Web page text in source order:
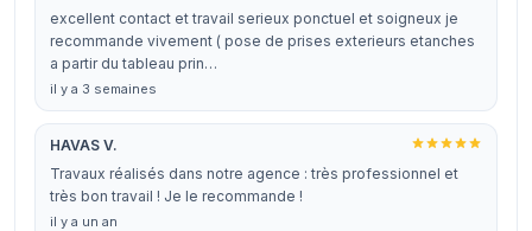
excellent contact et travail serieux ponctuel et soigneux je
recommande vivement ( pose de prises exterieurs etanches
a partir du tableau prin…
il y a 3 semaines
HAVAS V.
Travaux réalisés dans notre agence : très professionnel et
très bon travail ! Je le recommande !
il y a un an